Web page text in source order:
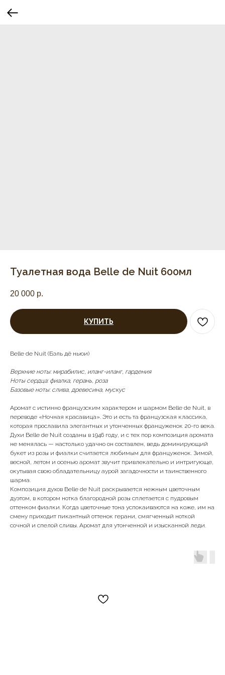
Туалетная вода Belle de Nuit 600мл
20 000 р.
КУПИТЬ
Belle de Nuit (Бэль дё ньюи)
Верхние ноты: мирабилис, иланг-иланг, гардения
Ноты сердца: фиалка, герань, роза
Базовые ноты: слива, древесина, мускус
Аромат с истинно французским характером и шармом Belle de Nuit, в
переводе «Ночная красавица». Это и есть та французская классика,
которая прославила элегантных и утонченных француженок 20-го века.
Духи Belle de Nuit созданы в 1946 году, и с тех пор композиция аромата
не менялась — настолько удачно он составлен, ведь доминирующий
букет из розы и фиалки считается любимым для француженок. Зимой,
весной, летом и осенью аромат звучит привлекательно и интригующе,
окутывая свою обладательницу аурой загадочности и таинственного
шарма.
Композиция духов Belle de Nuit раскрывается нежным цветочным
дуэтом, в котором нотка благородной розы сплетается с пудровым
оттенком фиалки. Когда цветочные тона успокаиваются на коже, им на
смену приходит пикантный оттенок герани, смягченный ноткой
сочной и спелой сливы. Аромат для утонченной и изысканной леди.